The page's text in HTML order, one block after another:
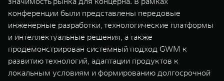
конференции были представлены передовые
инженерные разработки, технологические платформы
и интеллектуальные решения, а также
продемонстрирован системный подход GWM к
развитию технологий, адаптации продуктов к
локальным условиям и формированию долгосрочной